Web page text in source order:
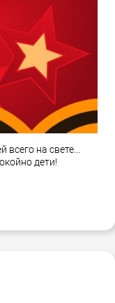
на свете...
дети!